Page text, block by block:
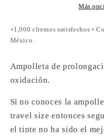
Más
+1,000 clientes satisfechos •
México
Ampolleta de
oxidación.
Si no conoces la
travel size entonces
el tinte no ha sido el